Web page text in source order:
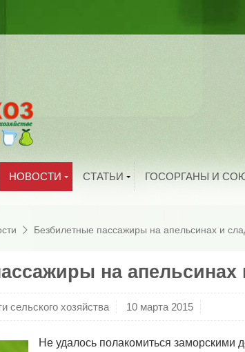
НОВОСТИ
Мировые новости
Новости компаний
Обзоры рынковСТАТЬИ
Грибоводство
Продукты питанияГОСОРГАНЫ И
Безбилетные пассажиры на апельсинах и
на апельсинах
сельского хозяйства 10 марта 2015
Не удалось полакомиться заморскими